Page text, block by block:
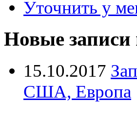
Уточнить у
Новые записи
15.10.2017
США, Европа